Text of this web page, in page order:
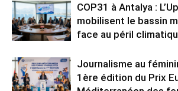
COP31 à Antalya :
mobilisent le bassin
face au péril
Journalisme au
1ère édition du Prix